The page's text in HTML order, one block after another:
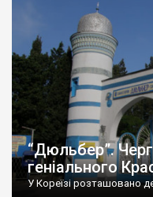
“Дюльбер”.
геніального
У Кореїзі розташовано